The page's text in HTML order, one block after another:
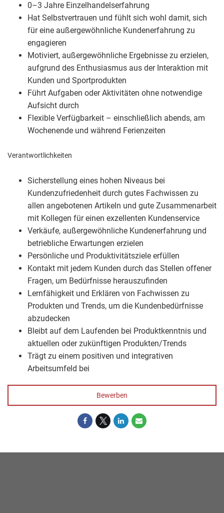
0–3 Jahre Einzelhandelserfahrung
Hat Selbstvertrauen und fühlt sich wohl damit, sich
für eine außergewöhnliche Kundenerfahrung zu
engagieren
Motiviert, außergewöhnliche Ergebnisse zu erzielen,
aufgrund des Enthusiasmus aus der Interaktion mit
Kunden und Sportprodukten
Führt Aufgaben oder Aktivitäten ohne notwendige
Aufsicht durch
Flexible Verfügbarkeit – einschließlich abends, am
Wochenende und während Ferienzeiten
Verantwortlichkeiten
Sicherstellung eines hohen Niveaus bei
Kundenzufriedenheit durch gutes Fachwissen zu
allen angebotenen Artikeln und gute Zusammenarbeit
mit Kollegen für einen exzellenten Kundenservice
Verkäufe, außergewöhnliche Kundenerfahrung und
betriebliche Erwartungen erzielen
Persönliche und Produktivitätsziele erfüllen
Kontakt mit jedem Kunden durch das Stellen offener
Fragen, um Bedürfnisse herauszufinden
Lernfähigkeit und Erklären von Fachwissen zu
Produkten und Trends, um die Kundenbedürfnisse
abzudecken
Bleibt auf dem Laufenden bei Produktkenntnis und
aktuellen oder zukünftigen Produkten/Trends
Trägt zu einem positiven und integrativen
Arbeitsumfeld bei
Bewerben